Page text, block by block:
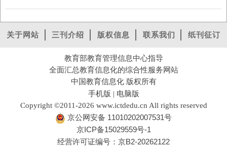
关于网站 三刊介绍 版权信息 联系我们 纸刊征订
教育部教育管理信息中心指导
全面汇总教育信息化的综合性服务网站
中国教育信息化 版权所有
手机版 | 电脑版
Copyright ©2011-2026 www.ictdedu.cn All rights reserved
京公网安备 11010202007531号
京ICP备15029559号-1
经营许可证编号：京B2-20262122